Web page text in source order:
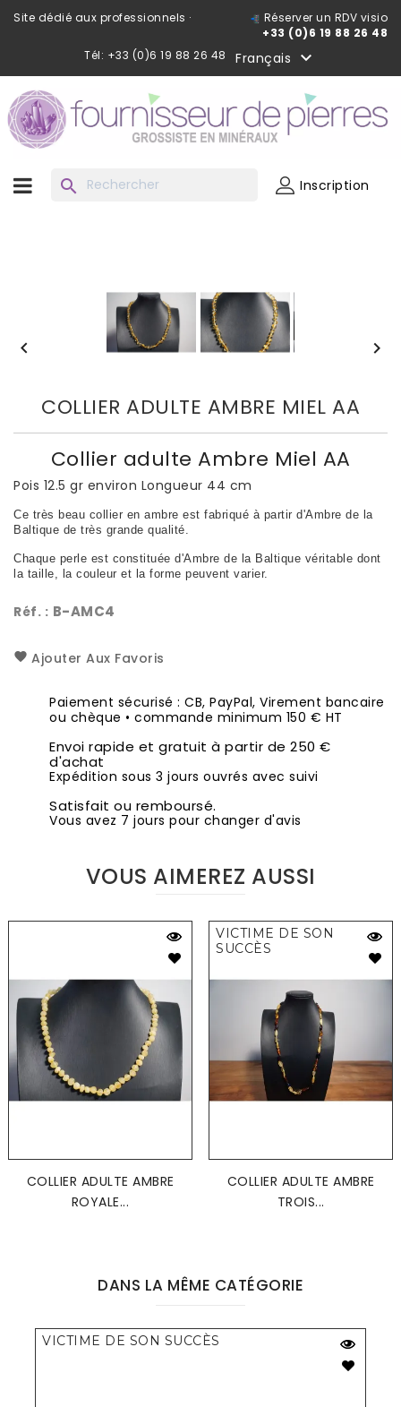
Site dédié aux professionnels ·
Réserver un RDV visio
+33 (0)6 19 88 26 48
Tél: +33 (0)6 19 88 26 48
Français 
search Inscription
 
COLLIER ADULTE AMBRE MIEL AA
Collier adulte Ambre Miel AA
Pois 12.5 gr environ Longueur 44 cm
Ce très beau collier en ambre est fabriqué à partir d'Ambre de la
Baltique de très grande qualité.
Chaque perle est constituée d'Ambre de la Baltique véritable dont
la taille, la couleur et la forme peuvent varier.
Réf. : B-AMC4
Ajouter Aux Favoris
Paiement sécurisé : CB, PayPal, Virement bancaire
ou chèque • commande minimum 150 € HT
Envoi rapide et gratuit à partir de 250 €
d'achat
Expédition sous 3 jours ouvrés avec suivi
Satisfait ou remboursé.
Vous avez 7 jours pour changer d'avis
VOUS AIMEREZ AUSSI
COLLIER ADULTE AMBRE
ROYALE...
VICTIME DE SON
SUCCÈS
COLLIER ADULTE AMBRE
TROIS...
DANS LA MÊME CATÉGORIE
VICTIME DE SON SUCCÈS